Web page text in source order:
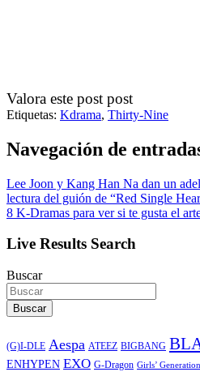
Valora este post post
Etiquetas: Kdrama, Thirty-Nine
Navegación de
Lee Joon y Kang Han Na dan un
lectura del guión de “Red Single
8 K-Dramas para ver si te gusta el
Live Results Search
Buscar
Buscar
(G)I-DLE Aespa ATEEZ BIGBANG
ENHYPEN EXO G-Dragon Girls’ Generation